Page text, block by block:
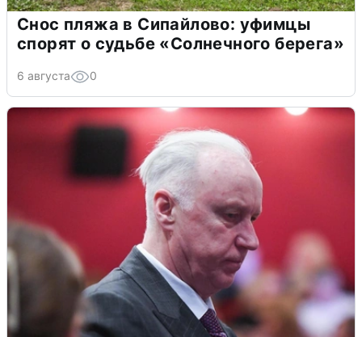
Снос пляжа в Сипайлово: уфимцы
спорят о судьбе «Солнечного берега»
6 августа 0